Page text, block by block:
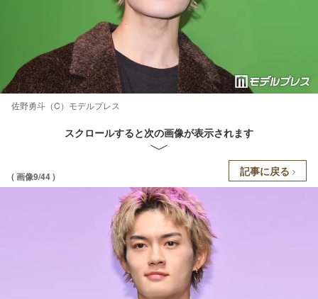
佐野勇斗（C）モデルプレス
スクロールすると次の画像が表示されます
( 画像9/44 ) 記事に戻る